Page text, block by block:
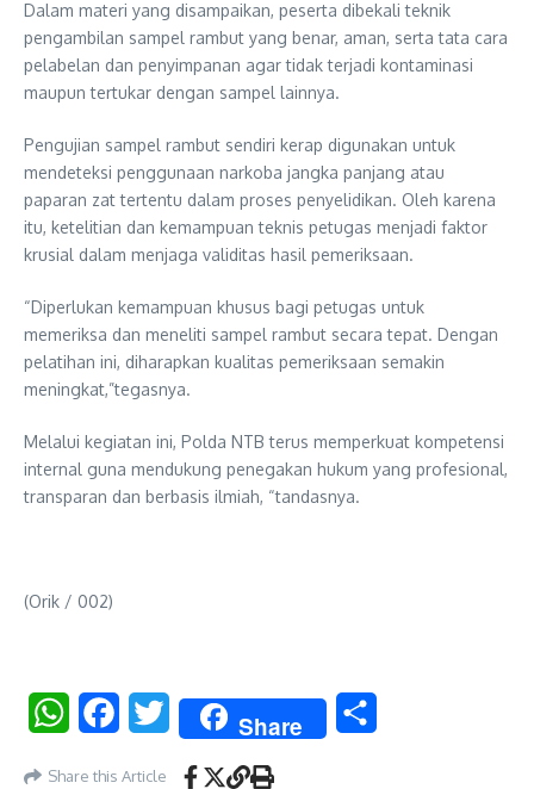
Dalam materi yang disampaikan, peserta dibekali teknik
pengambilan sampel rambut yang benar, aman, serta tata cara
pelabelan dan penyimpanan agar tidak terjadi kontaminasi
maupun tertukar dengan sampel lainnya.
Pengujian sampel rambut sendiri kerap digunakan untuk
mendeteksi penggunaan narkoba jangka panjang atau
paparan zat tertentu dalam proses penyelidikan. Oleh karena
itu, ketelitian dan kemampuan teknis petugas menjadi faktor
krusial dalam menjaga validitas hasil pemeriksaan.
“Diperlukan kemampuan khusus bagi petugas untuk
memeriksa dan meneliti sampel rambut secara tepat. Dengan
pelatihan ini, diharapkan kualitas pemeriksaan semakin
meningkat,”tegasnya.
Melalui kegiatan ini, Polda NTB terus memperkuat kompetensi
internal guna mendukung penegakan hukum yang profesional,
transparan dan berbasis ilmiah, “tandasnya.
(Orik / 002)
WhatsAppFacebookTwitter Share
Share this Article